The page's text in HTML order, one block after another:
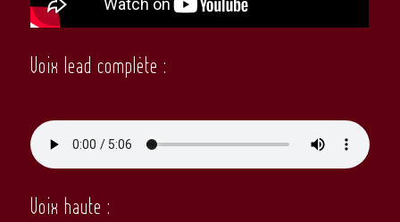
Voix lead complète :
Voix haute :